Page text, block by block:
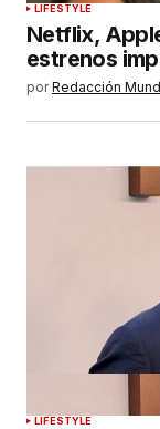
LIFESTYLE
Netflix,
estrenos
por Redacción
LIFESTYLE